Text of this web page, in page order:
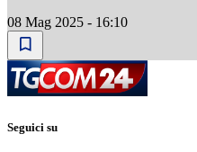
08 Mag 2025 - 16:10
Seguici su